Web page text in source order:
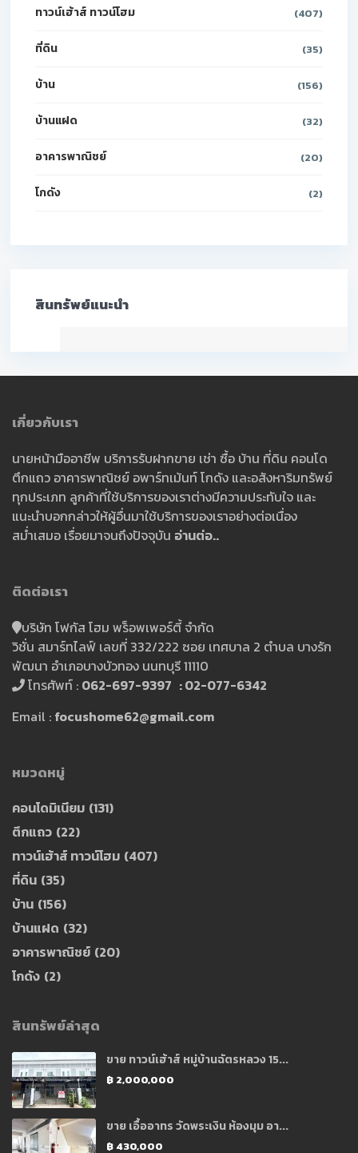
ทาวน์เฮ้าส์ ทาวน์โฮม (407)
ที่ดิน (35)
บ้าน (156)
บ้านแฝด (32)
อาคารพาณิชย์ (20)
โกดัง (2)
สินทรัพย์แนะนำ
เกี่ยวกับเรา
นายหน้ามืออาชีพ บริการรับฝากขาย เช่า ซื้อ บ้าน ที่ดิน คอนโด
ตึกแถว อาคารพาณิชย์ อพาร์ทเม้นท์ โกดัง และอสังหาริมทรัพย์
ทุกประเภท ลูกค้าที่ใช้บริการของเราต่างมีความประทับใจ และ
แนะนำบอกกล่าวให้ผู้อื่นมาใช้บริการของเราอย่างต่อเนื่อง
สม่ำเสมอ เรื่อยมาจนถึงปัจจุบัน อ่านต่อ..
ติดต่อเรา
บริษัท โฟกัส โฮม พร็อพเพอร์ตี้ จำกัด
วิชั่น สมาร์ทไลฟ์ เลขที่ 332/222 ซอย เทศบาล 2 ตำบล บางรัก
พัฒนา อำเภอบางบัวทอง นนทบุรี 11110
โทรศัพท์ : 062-697-9397 : 02-077-6342
Email : focushome62@gmail.com
หมวดหมู่
คอนโดมิเนียม (131)
ตึกแถว (22)
ทาวน์เฮ้าส์ ทาวน์โฮม (407)
ที่ดิน (35)
บ้าน (156)
บ้านแฝด (32)
อาคารพาณิชย์ (20)
โกดัง (2)
สินทรัพย์ล่าสุด
ขาย ทาวน์เฮ้าส์ หมู่บ้านฉัตรหลวง 15...
฿ 2,000,000
ขาย เอื้ออาทร วัดพระเงิน ห้องมุม อา...
฿ 430,000